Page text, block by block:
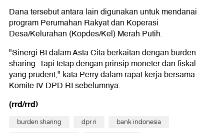
Dana tersebut antara lain digunakan untuk mendanai
program Perumahan Rakyat dan Koperasi
Desa/Kelurahan (Kopdes/Kel) Merah Putih.
"Sinergi BI dalam Asta Cita berkaitan dengan burden
sharing. Tapi tetap dengan prinsip moneter dan fiskal
yang prudent," kata Perry dalam rapat kerja bersama
Komite IV DPD RI sebelumnya.
(rrd/rrd)
burden sharing dpr ri bank indonesia